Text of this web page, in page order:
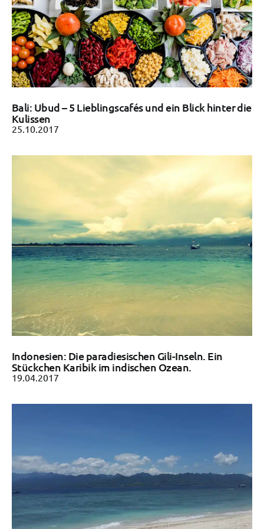
Bali: Ubud – 5 Lieblingscafés und ein Blick hinter die
Kulissen
25.10.2017
Indonesien: Die paradiesischen Gili-Inseln. Ein
Stückchen Karibik im indischen Ozean.
19.04.2017